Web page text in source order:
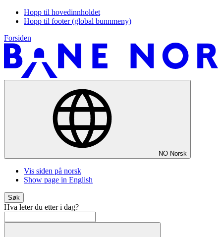
Hopp til hovedinnholdet
Hopp til footer (global bunnmeny)
Forsiden
NO Norsk
Vis siden på norsk
Show page in English
Søk
Hva leter du etter i dag?